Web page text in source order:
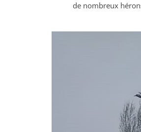
de nombreux